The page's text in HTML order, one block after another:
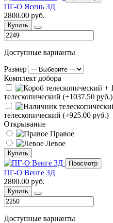
ПГ-О Ясень 3Д
2800.00 руб.
Купить
Доступные варианты
Размер
Комплект добора
телескопический (+1037.50 руб.)
телескопический (+925.00 руб.)
Открывание
Правое
Левое
Купить
Просмотр
ПГ-О Венге 3Д
2800.00 руб.
Купить
Доступные варианты